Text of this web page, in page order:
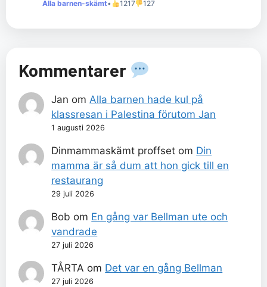
Alla barnen-skämt• 1217 127
Kommentarer
Jan om Alla barnen hade kul på
klassresan i Palestina förutom Jan
1 augusti 2026
Dinmammaskämt proffset om Din
mamma är så dum att hon gick till en
restaurang
29 juli 2026
Bob om En gång var Bellman ute och
vandrade
27 juli 2026
TÅRTA om Det var en gång Bellman
27 juli 2026